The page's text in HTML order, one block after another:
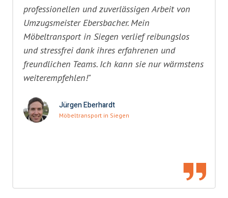
professionellen und zuverlässigen Arbeit von
Umzugsmeister Ebersbacher. Mein
Möbeltransport in Siegen verlief reibungslos
und stressfrei dank ihres erfahrenen und
freundlichen Teams. Ich kann sie nur wärmstens
weiterempfehlen!"
Jürgen Eberhardt
Möbeltransport in Siegen